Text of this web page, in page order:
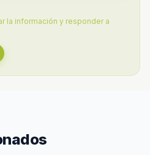
la información y responder a